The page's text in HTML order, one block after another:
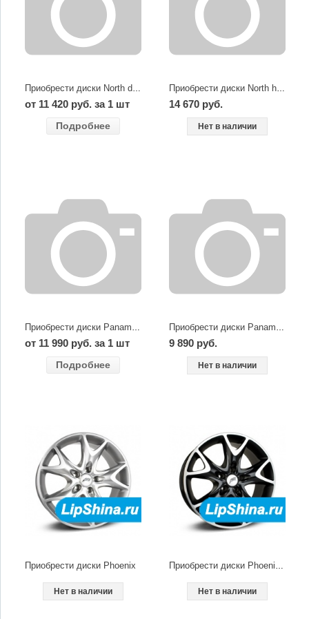
Приобрести диски North dark
от 11 420 руб. за 1 шт
Подробнее
Приобрести диски North high gloss
14 670 руб.
Нет в наличии
от 11 990 руб. за 1 шт
Подробнее
9 890 руб.
Нет в наличии
Приобрести диски Phoenix
Нет в наличии
Приобрести диски Phoenix dark
Нет в наличии